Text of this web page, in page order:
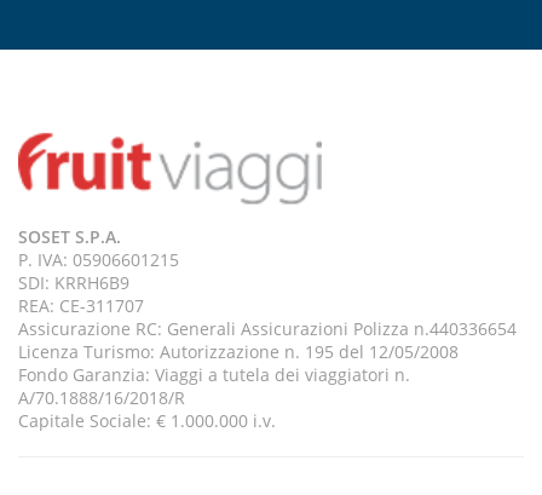
SOSET S.P.A.
P. IVA: 05906601215
SDI: KRRH6B9
REA: CE-311707
Assicurazione RC: Generali Assicurazioni Polizza n.440336654
Licenza Turismo: Autorizzazione n. 195 del 12/05/2008
Fondo Garanzia: Viaggi a tutela dei viaggiatori n.
A/70.1888/16/2018/R
Capitale Sociale: € 1.000.000 i.v.